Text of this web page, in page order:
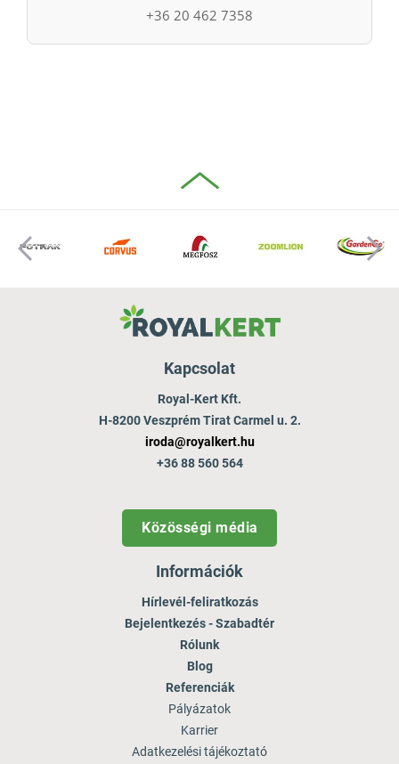
+36 20 462 7358
Kapcsolat
Royal-Kert Kft.
H-8200 Veszprém Tirat Carmel u. 2.
iroda@royalkert.hu
+36 88 560 564
Közösségi média
Információk
Hírlevél-feliratkozás
Bejelentkezés - Szabadtér
Rólunk
Blog
Referenciák
Pályázatok
Karrier
Adatkezelési tájékoztató